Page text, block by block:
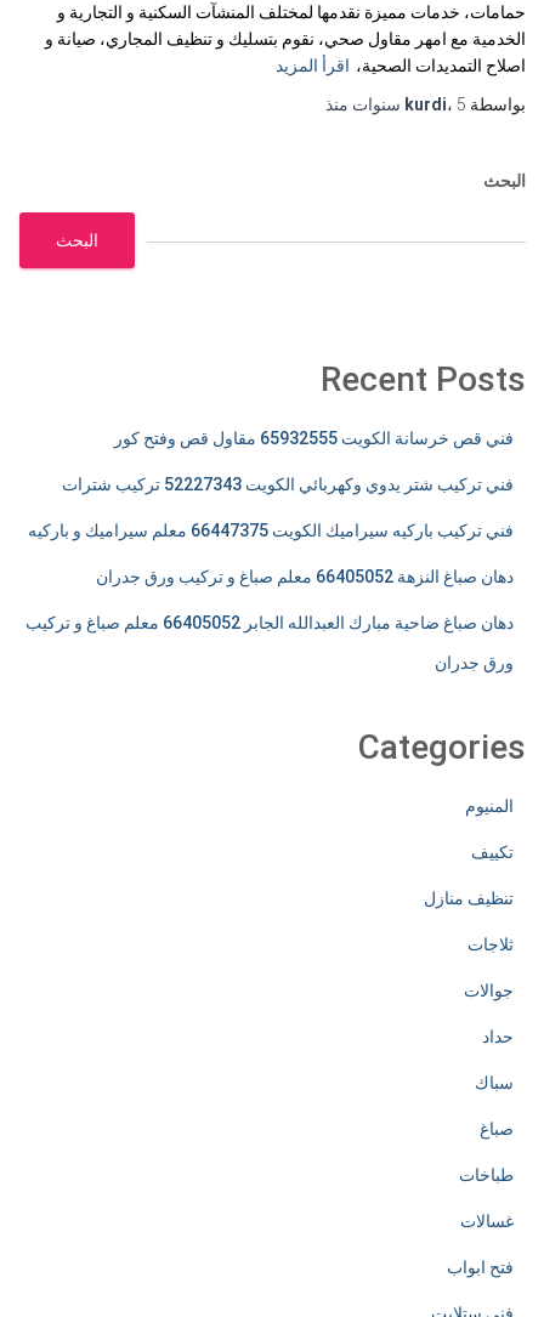
حمامات، خدمات مميزة نقدمها لمختلف المنشآت السكنية و التجارية و
الخدمية مع امهر مقاول صحي، نقوم بتسليك و تنظيف المجاري، صيانة و
اصلاح التمديدات الصحية، اقرأ المزيد
بواسطة
kurdi، 5 سنوات منذ
البحث
البحث
Recent Posts
فني قص خرسانة الكويت 65932555 مقاول قص وفتح كور
فني تركيب شتر يدوي وكهربائي الكويت 52227343 تركيب شترات
فني تركيب باركيه سيراميك الكويت 66447375 معلم سيراميك و باركيه
دهان صباغ النزهة 66405052 معلم صباغ و تركيب ورق جدران
دهان صباغ ضاحية مبارك العبدالله الجابر 66405052 معلم صباغ و تركيب
ورق جدران
Categories
المنيوم
تكييف
تنظيف منازل
ثلاجات
جوالات
حداد
سباك
صباغ
طباخات
غسالات
فتح ابواب
فني ستلايت